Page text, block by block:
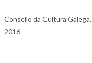
Consello da Cultura Galega.
2016